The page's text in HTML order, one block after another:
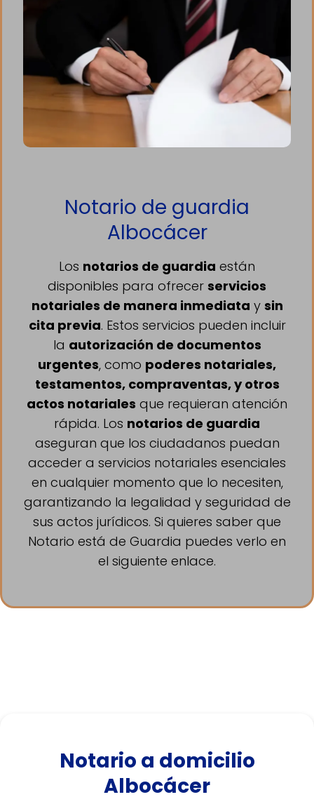
Notario de guardia
Albocácer
Los notarios de guardia están
disponibles para ofrecer servicios
notariales de manera inmediata y sin
cita previa. Estos servicios pueden incluir
la autorización de documentos
urgentes, como poderes notariales,
testamentos, compraventas, y otros
actos notariales que requieran atención
rápida. Los notarios de guardia
aseguran que los ciudadanos puedan
acceder a servicios notariales esenciales
en cualquier momento que lo necesiten,
garantizando la legalidad y seguridad de
sus actos jurídicos. Si quieres saber que
Notario está de Guardia puedes verlo en
el siguiente enlace.
Notario a domicilio
Albocácer